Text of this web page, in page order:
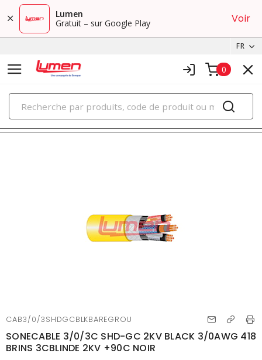
Lumen
Gratuit – sur Google Play
Voir
FR
0
PRODUITS
câbles miniers
CAB3/0/3SHDGCBLKBAREGROU
SONECABLE 3/0/3C SHD-GC 2KV BLACK 3/0AWG 418
BRINS 3CBLINDE 2KV +90C NOIR